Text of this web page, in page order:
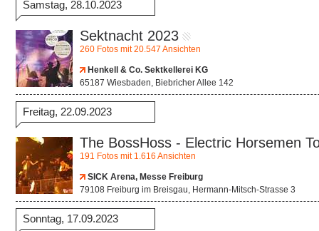
Samstag, 28.10.2023
Sektnacht 2023
260 Fotos mit 20.547 Ansichten
Henkell & Co. Sektkellerei KG
65187 Wiesbaden, Biebricher Allee 142
Freitag, 22.09.2023
The BossHoss - Electric Horsemen
191 Fotos mit 1.616 Ansichten
SICK Arena, Messe Freiburg
79108 Freiburg im Breisgau, Hermann-Mitsch-Strasse 3
Sonntag, 17.09.2023